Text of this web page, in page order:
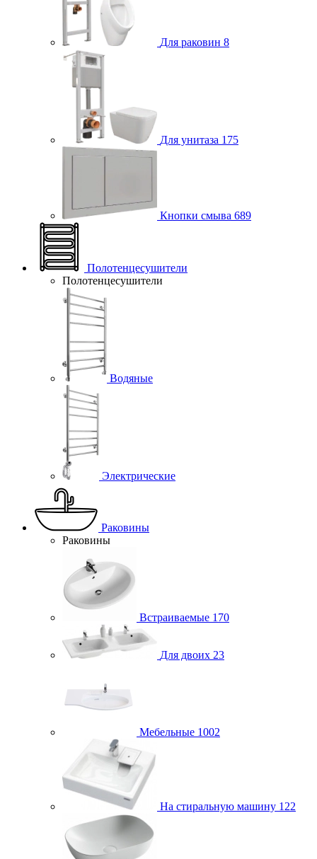
Для раковин 8
Для унитаза 175
Кнопки смыва 689
Полотенцесушители
Полотенцесушители
Водяные
Электрические
Раковины
Раковины
Встраиваемые 170
Для двоих 23
Мебельные 1002
На стиральную машину 122